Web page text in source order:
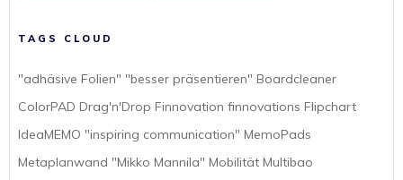
TAGS CLOUD
"adhäsive Folien" "besser präsentieren" Boardcleaner
ColorPAD Drag'n'Drop Finnovation finnovations Flipchart
IdeaMEMO "inspiring communication" MemoPads
Metaplanwand "Mikko Mannila" Mobilität Multibao